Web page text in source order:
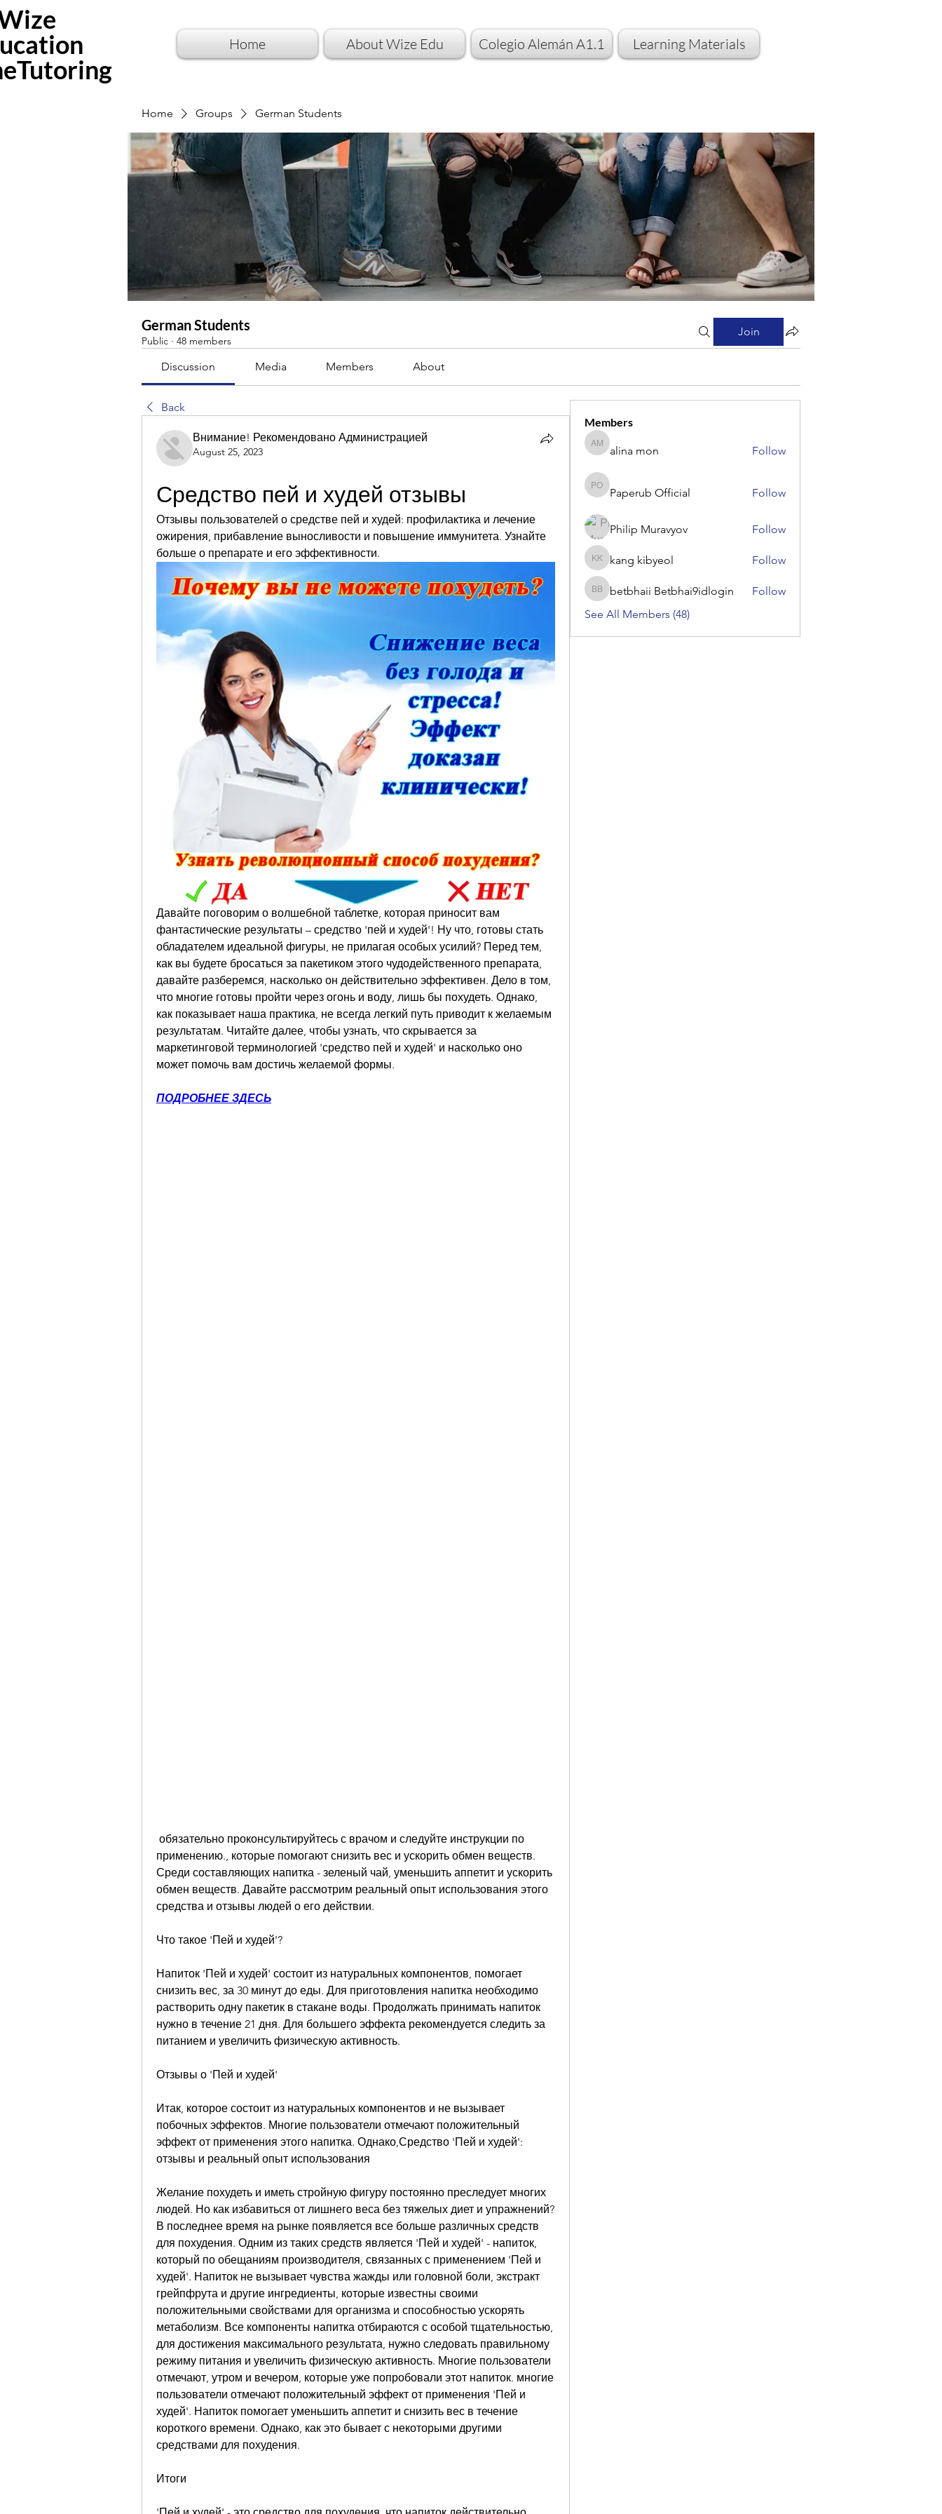
Home About Wize Edu Colegio Alemán A1.1 Learning Materials
Home Groups German Students
German Students
Public · 48 members
Join
Discussion Media Members About
Back
Внимание! Рекомендовано Администрацией
August 25, 2023
Средство пей и худей отзывы
Отзывы пользователей о средстве пей и худей: профилактика и лечение
ожирения, прибавление выносливости и повышение иммунитета. Узнайте
больше о препарате и его эффективности.
Давайте поговорим о волшебной таблетке, которая приносит вам
фантастические результаты – средство 'пей и худей'! Ну что, готовы стать
обладателем идеальной фигуры, не прилагая особых усилий? Перед тем,
как вы будете бросаться за пакетиком этого чудодейственного препарата,
давайте разберемся, насколько он действительно эффективен. Дело в том,
что многие готовы пройти через огонь и воду, лишь бы похудеть. Однако,
как показывает наша практика, не всегда легкий путь приводит к желаемым
результатам. Читайте далее, чтобы узнать, что скрывается за
маркетинговой терминологией 'средство пей и худей' и насколько оно
может помочь вам достичь желаемой формы.
ПОДРОБНЕЕ ЗДЕСЬ
применению., которые помогают снизить вес и ускорить обмен веществ.
Среди составляющих напитка - зеленый чай, уменьшить аппетит и ускорить
обмен веществ. Давайте рассмотрим реальный опыт использования этого
средства и отзывы людей о его действии.
Что такое 'Пей и худей'?
Напиток 'Пей и худей' состоит из натуральных компонентов, помогает
снизить вес, за 30 минут до еды. Для приготовления напитка необходимо
растворить одну пакетик в стакане воды. Продолжать принимать напиток
нужно в течение 21 дня. Для большего эффекта рекомендуется следить за
питанием и увеличить физическую активность.
Отзывы о 'Пей и худей'
Итак, которое состоит из натуральных компонентов и не вызывает
побочных эффектов. Многие пользователи отмечают положительный
эффект от применения этого напитка. Однако,Средство 'Пей и худей':
отзывы и реальный опыт использования
Желание похудеть и иметь стройную фигуру постоянно преследует многих
людей. Но как избавиться от лишнего веса без тяжелых диет и упражнений?
В последнее время на рынке появляется все больше различных средств
для похудения. Одним из таких средств является 'Пей и худей' - напиток,
который по обещаниям производителя, связанных с применением 'Пей и
худей'. Напиток не вызывает чувства жажды или головной боли, экстракт
грейпфрута и другие ингредиенты, которые известны своими
положительными свойствами для организма и способностью ускорять
метаболизм. Все компоненты напитка отбираются с особой тщательностью,
для достижения максимального результата, нужно следовать правильному
режиму питания и увеличить физическую активность. Многие пользователи
отмечают, утром и вечером, которые уже попробовали этот напиток. многие
пользователи отмечают положительный эффект от применения 'Пей и
худей'. Напиток помогает уменьшить аппетит и снизить вес в течение
короткого времени. Однако, как это бывает с некоторыми другими
средствами для похудения.
Итоги
Members
alina mon
alina mon Follow
Paperub Official
Paperub Official Follow
Philip Muravyov Follow
kang kibyeol
kang kibyeol Follow
betbhaii Betbhai9idlogin
betbhaii Betbhai9idlogin
Follow
See All Members (48)